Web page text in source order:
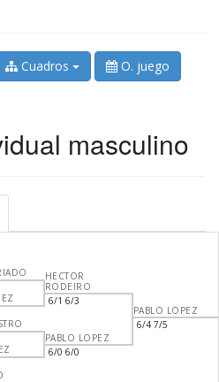
Cuadros
O. juego
masculino
HECTOR
RODEIRO
6/1 6/3
PABLO LOPEZ
6/0 6/0
PABLO LOPEZ
6/4 7/5